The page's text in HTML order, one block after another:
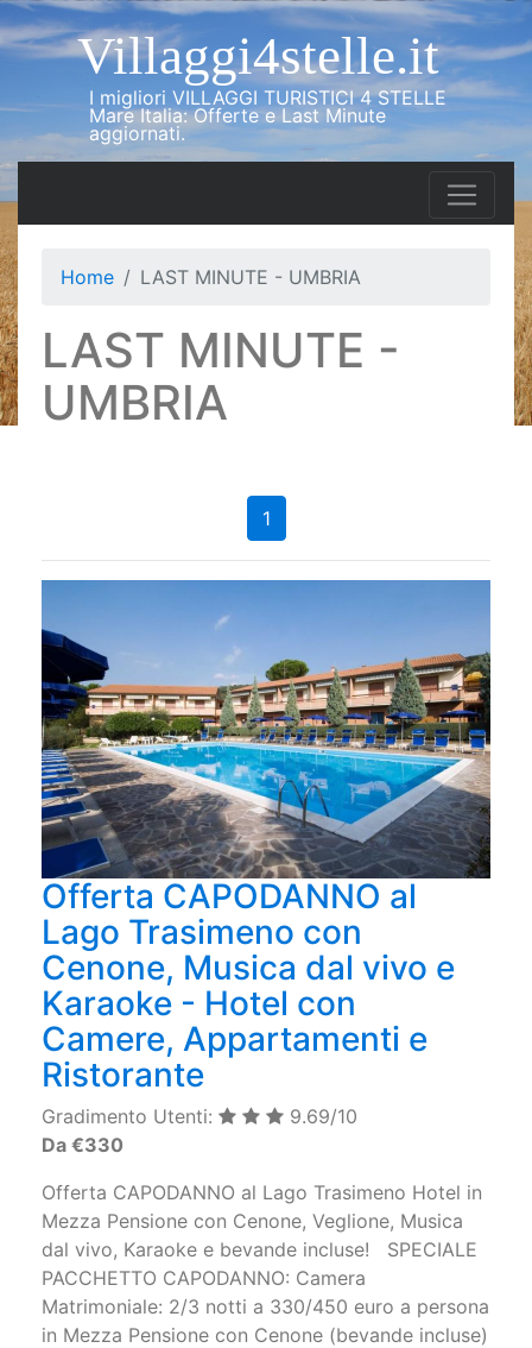
Villaggi4stelle.it
I migliori VILLAGGI TURISTICI 4 STELLE
Mare Italia: Offerte e Last Minute
aggiornati.
Home LAST MINUTE - UMBRIA
LAST MINUTE -
UMBRIA
1
Offerta CAPODANNO al
Lago Trasimeno con
Cenone, Musica dal vivo e
Karaoke - Hotel con
Camere, Appartamenti e
Ristorante
Gradimento Utenti:
9.69/10
Da €330
Offerta CAPODANNO al Lago Trasimeno Hotel in
Mezza Pensione con Cenone, Veglione, Musica
dal vivo, Karaoke e bevande incluse! SPECIALE
PACCHETTO CAPODANNO: Camera
Matrimoniale: 2/3 notti a 330/450 euro a persona
in Mezza Pensione con Cenone (bevande incluse)